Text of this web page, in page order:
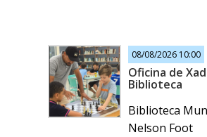
08/08/2026 10:00
Oficina de
Biblioteca
Biblioteca
Nelson Foot